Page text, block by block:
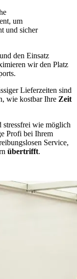
um
und sicher
den Einsatz
wir den Platz
Lieferzeiten sind
wie kostbar Ihre Zeit
stressfrei wie möglich
Profi bei Ihrem
Service,
übertrifft.